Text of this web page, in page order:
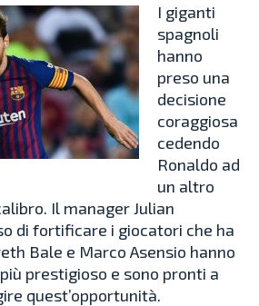
I giganti
spagnoli
hanno
preso una
decisione
coraggiosa
cedendo
Ronaldo ad
un altro
Il manager Julian
di fortificare i giocatori che ha
Bale e Marco Asensio hanno
prestigioso e sono pronti a
quest’opportunità.